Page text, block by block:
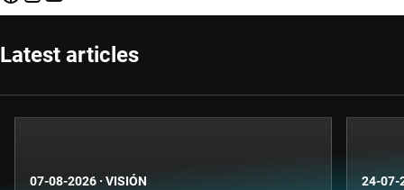
Latest articles
07-08-2026 · VISIÓN 24-07-